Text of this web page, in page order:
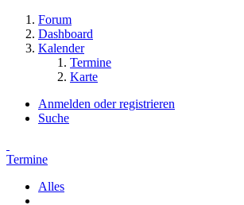
Forum
Dashboard
Kalender
Termine
Karte
Anmelden oder registrieren
Suche
Termine
Alles